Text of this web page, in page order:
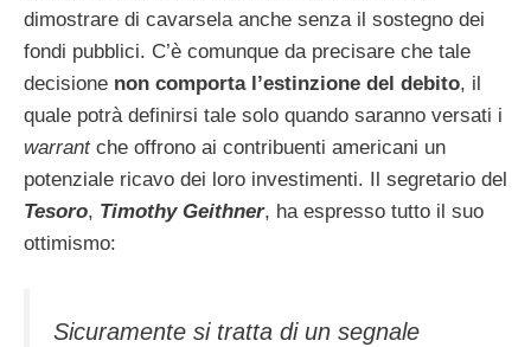
dimostrare di cavarsela anche senza il sostegno dei
fondi pubblici. C’è comunque da precisare che tale
decisione non comporta l’estinzione del debito, il
quale potrà definirsi tale solo quando saranno versati i
warrantche offrono ai contribuenti americani un
potenziale ricavo dei loro investimenti. Il segretario del
Tesoro, Timothy Geithner, ha espresso tutto il suo
ottimismo:
Sicuramente si tratta di un segnale